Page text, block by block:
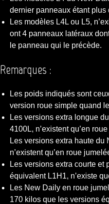
dernier panneaux étant
Les modèles L4L ou L5,
ont 4 panneaux latéraux
le panneau qui le précède.
Remarques :
Les poids indiqués sont
version roue simple quand
Les versions extra longue
4100L, n’existent qu’en
Les versions extra haute du
n’existent qu’en roue
Les versions extra courte et
équivalent L1H1, n’existe
Les New Daily en roue
170 kilos que les versions